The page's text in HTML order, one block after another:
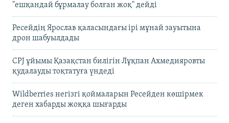
"ешқандай бұрмалау болған жоқ" дейді
Ресейдің Ярослав қаласындағы ірі мұнай зауытына
дрон шабуылдады
CPJ ұйымы Қазақстан билігін Лұқпан Ахмедияровты
қудалауды тоқтатуға үндеді
Wildberries негізгі қоймаларын Ресейден көшірмек
деген хабарды жоққа шығарды